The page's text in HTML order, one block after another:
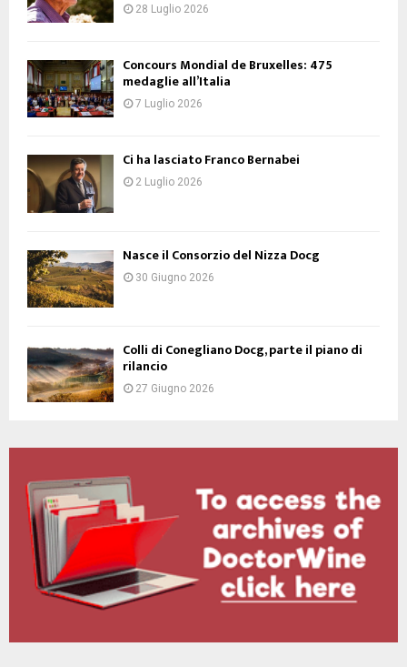
28 Luglio 2026
Concours Mondial de Bruxelles: 475
medaglie all’Italia
7 Luglio 2026
Ci ha lasciato Franco Bernabei
2 Luglio 2026
Nasce il Consorzio del Nizza Docg
30 Giugno 2026
Colli di Conegliano Docg, parte il piano di
rilancio
27 Giugno 2026